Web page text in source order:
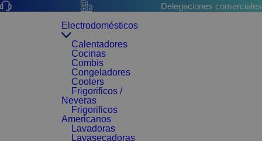
Delegaciones comerciales
Electrodomésticos
Calentadores
Cocinas
Combis
Congeladores
Coolers
Frigorificos /
Neveras
Frigorificos
Americanos
Lavadoras
Lavasecadoras